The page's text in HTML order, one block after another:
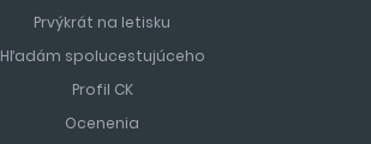
Prvýkrát na letisku
Hľadám spolucestujúceho
Profil CK
Ocenenia